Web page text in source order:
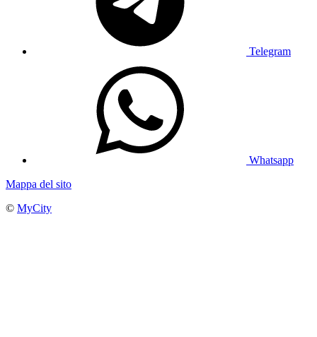
Telegram
Whatsapp
Mappa del sito
© MyCity